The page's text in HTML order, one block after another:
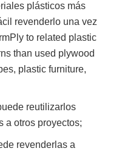
plásticos más
revenderlo una vez
to related plastic
than used plywood
plastic furniture,
reutilizarlos
a otros proyectos;
revenderlas a